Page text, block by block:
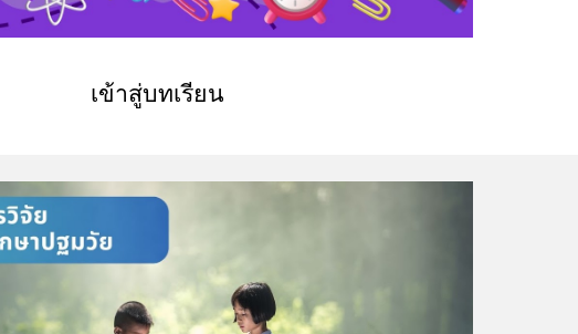
เข้าสู่บทเรียน